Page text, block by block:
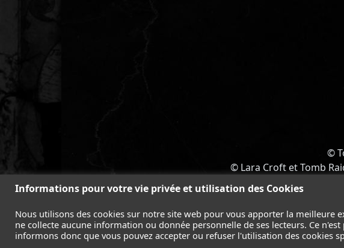
Informations pour votre vie privée et utilisation des Cookies
Nous utilisons des cookies sur notre site web pour vous apporter la meilleure
ne collecte aucune information ou donnée personnelle de ses lecteurs. Ce
informons donc que vous pouvez accepter ou refuser l'utilisation des cookies
©
© Lara Croft et Tomb
ACCUEIL
TOMB RAIDER - LEGACY OF ATLANTIS